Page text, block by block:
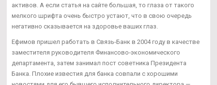
активов. А если статья на сайте большая, то глаза от такого
мелкого шрифта очень быстро устают, что в свою очередь
негативно сказывается на здоровье ваших глаз.
Ефимов пришел работать в Связь-Банк в 2004 году в качестве
заместителя руководителя Финансово-экономического
департамента, затем занимал пост советника Президента
Банка. Плохие известия для банка совпали с хорошими